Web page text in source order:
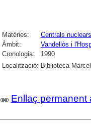
Matèries: Centrals nuclears
Àmbit:
Vandellòs i
Cronologia:
1990
Localització: Biblioteca
Enllaç permanent